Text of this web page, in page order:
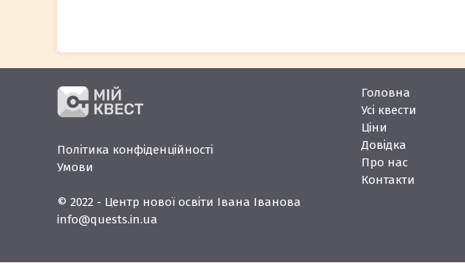
Політика конфіденційності
Умови
© 2022 - Центр нової освіти Івана Іванова
info@quests.in.ua
Головна
Усі квести
Ціни
Довідка
Про нас
Контакти